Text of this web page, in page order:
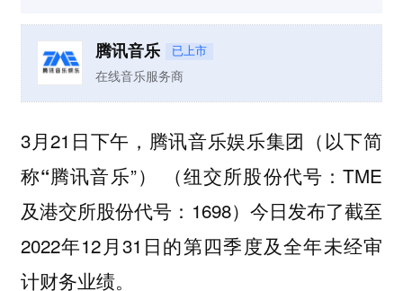
腾讯音乐 已上市
在线音乐服务商
3月21日下午，腾讯音乐娱乐集团（以下简
称“腾讯音乐”） （纽交所股份代号：TME
及港交所股份代号：1698）今日发布了截至
2022年12月31日的第四季度及全年未经审
计财务业绩。